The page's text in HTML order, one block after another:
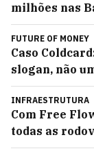
milhões nas
FUTURE OF MONEY
Caso
slogan, não
INFRAESTRUTURA
Com Free
todas as